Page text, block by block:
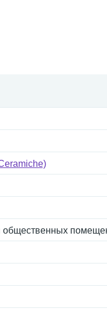
общественных